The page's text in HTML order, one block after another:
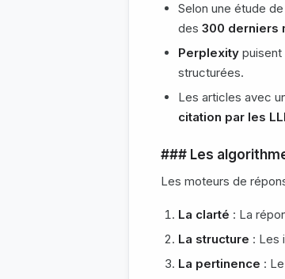
Selon une étude de
des 300 derniers
Perplexity puisent
structurées.
Les articles avec
citation par les
### Les
Les moteurs de
La clarté : La
La structure : Les
La pertinence :